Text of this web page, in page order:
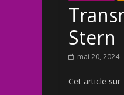
Stern
mai 20, 2024
Cet article